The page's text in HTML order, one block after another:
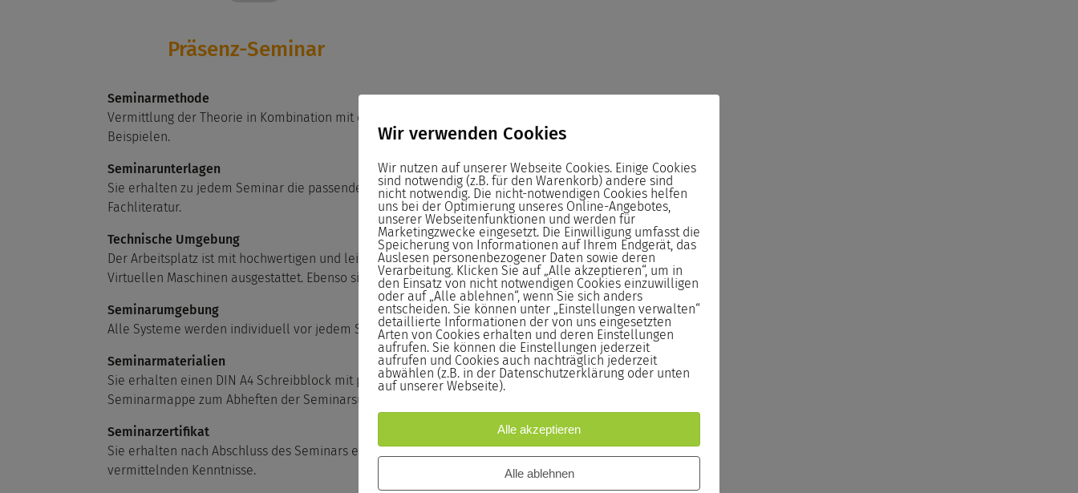
Präsenz-Seminar
Seminarmethode
Vermittlung der Theorie in Kombination mit der Bearbeitung von praxisnahen
Beispielen.
Seminarunterlagen
Sie erhalten zu jedem Seminar die passenden Unterlagen oder passende
Fachliteratur.
Technische Umgebung
Der Arbeitsplatz ist mit hochwertigen und leistungsstarken PCs sowie
Virtuellen Maschinen ausgestattet. Ebenso sind die Monitore Höhenverstellbar.
Seminarumgebung
Alle Systeme werden individuell vor jedem Seminar neu aufgesetzt.
Seminarmaterialien
Sie erhalten einen DIN A4 Schreibblock mit passenden Stiften sowie eine
Seminarmappe zum Abheften der Seminarsunterlagen.
Seminarzertifikat
Sie erhalten nach Abschluss des Seminars ein Seminarzertifikat inklusive der
vermittelnden Kenntnisse.
Wir verwenden Cookies
Wir nutzen auf unserer Webseite Cookies. Einige Cookies
sind notwendig (z.B. für den Warenkorb) andere sind
nicht notwendig. Die nicht-notwendigen Cookies helfen
uns bei der Optimierung unseres Online-Angebotes,
unserer Webseitenfunktionen und werden für
Marketingzwecke eingesetzt. Die Einwilligung umfasst die
Speicherung von Informationen auf Ihrem Endgerät, das
Auslesen personenbezogener Daten sowie deren
Verarbeitung. Klicken Sie auf „Alle akzeptieren“, um in
den Einsatz von nicht notwendigen Cookies einzuwilligen
oder auf „Alle ablehnen“, wenn Sie sich anders
entscheiden. Sie können unter „Einstellungen verwalten“
detaillierte Informationen der von uns eingesetzten
Arten von Cookies erhalten und deren Einstellungen
aufrufen. Sie können die Einstellungen jederzeit
aufrufen und Cookies auch nachträglich jederzeit
abwählen (z.B. in der Datenschutzerklärung oder unten
auf unserer Webseite).
Alle akzeptieren
Alle ablehnen